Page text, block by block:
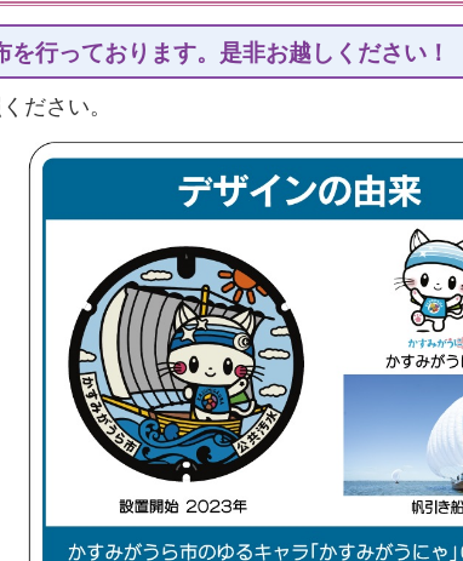
行っております。是非お越しください！
ださい。